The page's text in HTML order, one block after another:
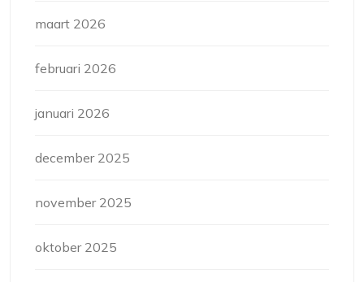
maart 2026
februari 2026
januari 2026
december 2025
november 2025
oktober 2025